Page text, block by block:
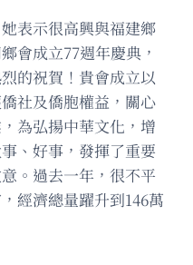
表示很高興與福建鄉
會成立77週年慶典，
的祝賀！貴會成立以
社及僑胞權益，關心
為弘揚中華文化，增
、好事，發揮了重要
。過去一年，很不平
經濟總量躍升到146萬